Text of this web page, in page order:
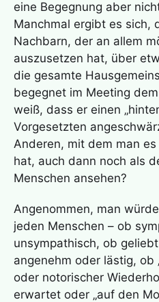
eine Begegnung aber
Manchmal ergibt es sich,
Nachbarn, der an allem
auszusetzen hat, über
die gesamte
begegnet im Meeting
weiß, dass er einen
Vorgesetzten
Anderen, mit dem man
hat, auch dann noch als
Menschen ansehen?
Angenommen, man
jeden Menschen – ob
unsympathisch, ob
angenehm oder lästig, ob
oder notorischer
erwartet oder „auf den